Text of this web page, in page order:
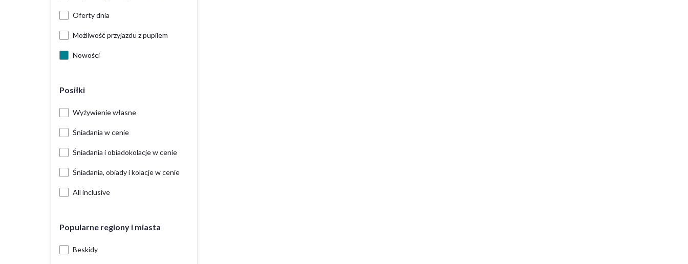
Oferty dnia
Możliwość przyjazdu z pupilem
Nowości
Posiłki
Wyżywienie własne
Śniadania w cenie
Śniadania i obiadokolacje w cenie
Śniadania, obiady i kolacje w cenie
All inclusive
Popularne regiony i miasta
Beskidy